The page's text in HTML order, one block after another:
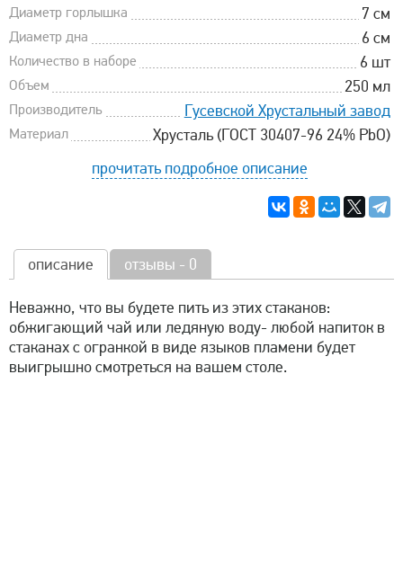
Диаметр горлышка 7 см
Диаметр дна 6 см
Количество в наборе 6 шт
Объем 250 мл
Производитель Гусевской Хрустальный завод
Материал
Хрусталь (ГОСТ 30407-96 24% PbO)
прочитать подробное описание
описание отзывы - 0
Неважно, что вы будете пить из этих стаканов:
обжигающий чай или ледяную воду- любой напиток в
стаканах с огранкой в виде языков пламени будет
выигрышно смотреться на вашем столе.